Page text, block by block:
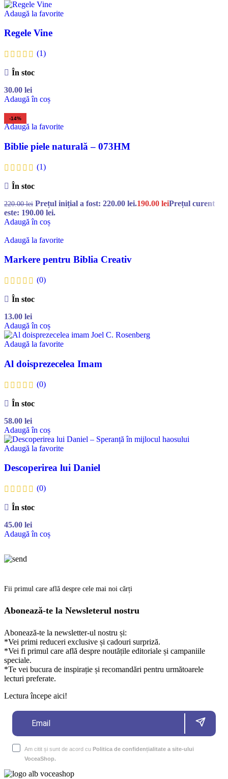
Adaugă la favorite
Regele Vine
(1)
În stoc
30.00 lei
Adaugă în coș
-14%
Adaugă la favorite
Biblie piele naturală – 073HM
(1)
În stoc
220.00lei Prețul inițial a fost: 220.00 lei.190.00 leiPrețul curent
este: 190.00 lei.
Adaugă în coș
Adaugă la favorite
Markere pentru Biblia Creativ
(0)
În stoc
13.00 lei
Adaugă în coș
Adaugă la favorite
Al doisprezecelea Imam
(0)
În stoc
58.00 lei
Adaugă în coș
Adaugă la favorite
Descoperirea lui Daniel
(0)
În stoc
45.00 lei
Adaugă în coș
Fii primul care află despre cele mai noi cărți
Abonează-te la Newsleterul nostru
Abonează-te la newsletter-ul nostru și:
*Vei primi reduceri exclusive și cadouri surpriză.
*Vei fi primul care află despre noutățile editoriale și campaniile
speciale.
*Te vei bucura de inspirație și recomandări pentru următoarele
lecturi preferate.
Lectura începe aici!
Am citit și sunt de acord cu Politica de confidențialitate a site-ului
VoceaShop.